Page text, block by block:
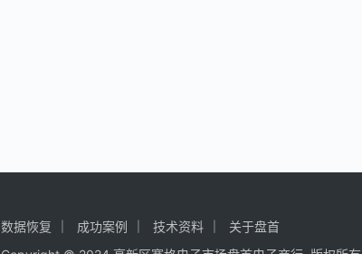
数据恢复 成功案例 技术资料
关于盘首